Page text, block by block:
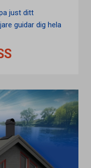
just ditt
guidar dig hela